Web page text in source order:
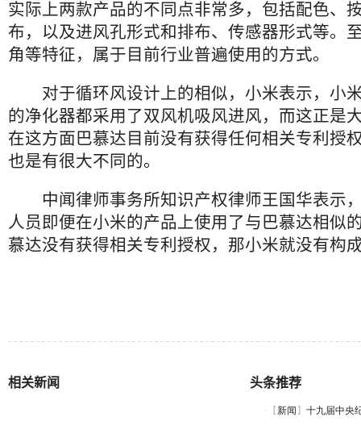
实际上两款产品的不同点非常多，包括配色、
布，以及进风孔形式和排布、传感器形式等。
角等特征，属于目前行业普遍使用的方式。
对于循环风设计上的相似，小米表示，小
的净化器都采用了双风机吸风进风，而这正是
在这方面巴慕达目前没有获得任何相关专利授
也是有很大不同的。
中闻律师事务所知识产权律师王国华表示
人员即便在小米的产品上使用了与巴慕达相似
慕达没有获得相关专利授权，那小米就没有构
相关新闻 头条推荐